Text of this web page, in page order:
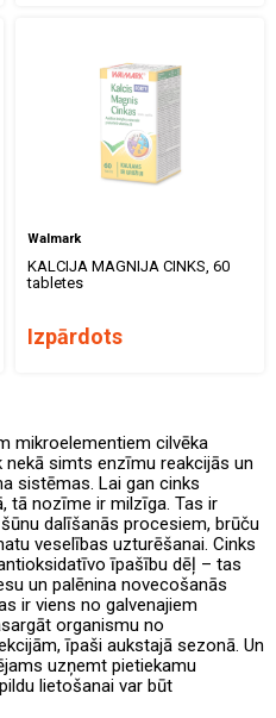
Walmark
KALCIJA MAGNIJA CINKS, 60
tabletes
Izpārdots
mikroelementiem cilvēka
simts enzīmu reakcijās un
sistēmas. Lai gan cinks
tā nozīme ir milzīga. Tas ir
dalīšanās procesiem, brūču
veselības uzturēšanai. Cinks
īpašību dēļ – tas
un palēnina novecošanās
ir viens no galvenajiem
organismu no
īpaši aukstajā sezonā. Un
uzņemt pietiekamu
lietošanai var būt